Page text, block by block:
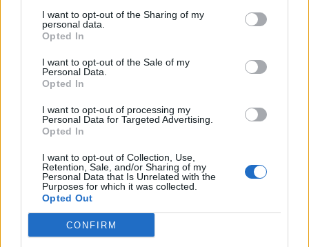
I want to opt-out of the Sharing of my
personal data.
Opted In
I want to opt-out of the Sale of my
Personal Data.
Opted In
I want to opt-out of processing my
Personal Data for Targeted Advertising.
Opted In
I want to opt-out of Collection, Use,
Retention, Sale, and/or Sharing of my
Personal Data that Is Unrelated with the
Purposes for which it was collected.
Opted Out
CONFIRM
Staran luetuimmat
1
UUTISET
Leskeneläke ei kuulu kaikille –
Kela muistuttaa tärkeästä